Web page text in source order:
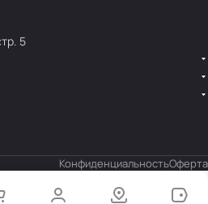
5
КонфиденциальностьОферта